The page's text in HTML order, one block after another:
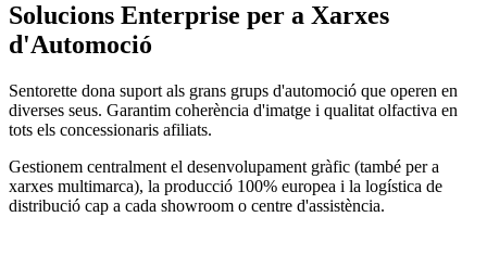
Solucions Enterprise per a Xarxes
d'Automoció
Sentorette dona suport als grans grups d'automoció que operen en
diverses seus. Garantim coherència d'imatge i qualitat olfactiva en
tots els concessionaris afiliats.
Gestionem centralment el desenvolupament gràfic (també per a
xarxes multimarca), la producció 100% europea i la logística de
distribució cap a cada showroom o centre d'assistència.